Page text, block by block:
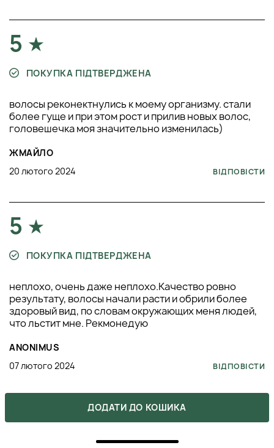
5
ПОКУПКА ПІДТВЕРДЖЕНА
волосы реконектнулись к моему организму. стали
более гуще и при этом рост и прилив новых волос,
головешечка моя значительно изменилась)
ЖМАЙЛО
20 лютого 2024
ВІДПОВІСТИ
5
ПОКУПКА ПІДТВЕРДЖЕНА
неплохо, очень даже неплохо.Качество ровно
результату, волосы начали расти и обрили более
здоровый вид, по словам окружающих меня людей,
что льстит мне. Рекмонедую
ANONIMUS
07 лютого 2024
ВІДПОВІСТИ
5 ДОДАТИ ДО КОШИКА